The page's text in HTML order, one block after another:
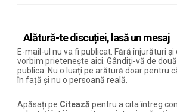
Alătură-te discuției, lasă un mesaj
E-mail-ul nu va fi publicat. Fără înjurături și
vorbim prietenește aici. Gândiți-vă de
publica. Nu o luați pe arătură doar pentru
în față și nu o persoană reală.
Apăsați pe Citează pentru a cita întreg